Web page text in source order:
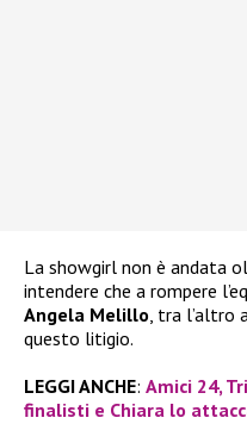
La showgirl non è andata
intendere che a rompere
Angela Melillo, tra l’altro
questo litigio.
LEGGI ANCHE: Amici 24,
finalisti e Chiara lo